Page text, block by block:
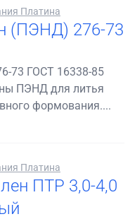
Платина
(ПЭНД) 276-73
73 ГОСТ 16338-85
ПЭНД для литья
формования....
Платина
ПТР 3,0-4,0